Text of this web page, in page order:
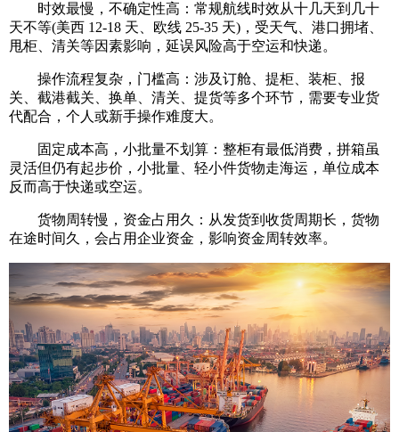
时效最慢，不确定性高：常规航线时效从十几天到几十
天不等(美西 12-18 天、欧线 25-35 天)，受天气、港口拥堵、
甩柜、清关等因素影响，延误风险高于空运和快递。
操作流程复杂，门槛高：涉及订舱、提柜、装柜、报
关、截港截关、换单、清关、提货等多个环节，需要专业货
代配合，个人或新手操作难度大。
固定成本高，小批量不划算：整柜有最低消费，拼箱虽
灵活但仍有起步价，小批量、轻小件货物走海运，单位成本
反而高于快递或空运。
货物周转慢，资金占用久：从发货到收货周期长，货物
在途时间久，会占用企业资金，影响资金周转效率。